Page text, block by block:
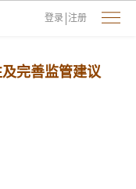
登录 注册
完善监管建议